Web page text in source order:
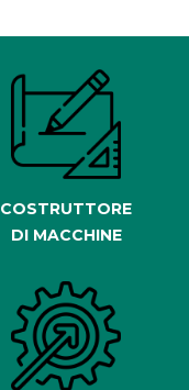
COSTRUTTORE
DI MACCHINE